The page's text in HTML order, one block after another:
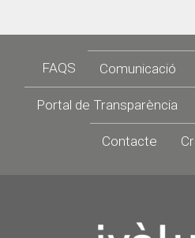
Footer
FAQS Comunicació
Portal de Transparència
Contacte